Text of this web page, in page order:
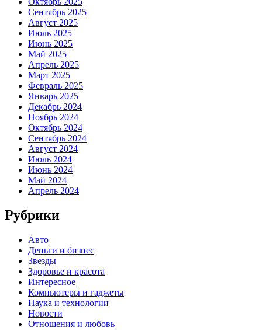
Сентябрь 2025
Август 2025
Июль 2025
Июнь 2025
Май 2025
Апрель 2025
Март 2025
Февраль 2025
Январь 2025
Декабрь 2024
Ноябрь 2024
Октябрь 2024
Сентябрь 2024
Август 2024
Июль 2024
Июнь 2024
Май 2024
Апрель 2024
Рубрики
Авто
Деньги и бизнес
Звезды
Здоровье и красота
Интересное
Компьютеры и гаджеты
Наука и технологии
Новости
Отношения и любовь